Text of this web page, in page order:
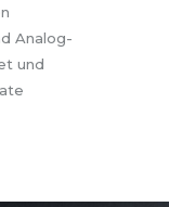
Analog-
und